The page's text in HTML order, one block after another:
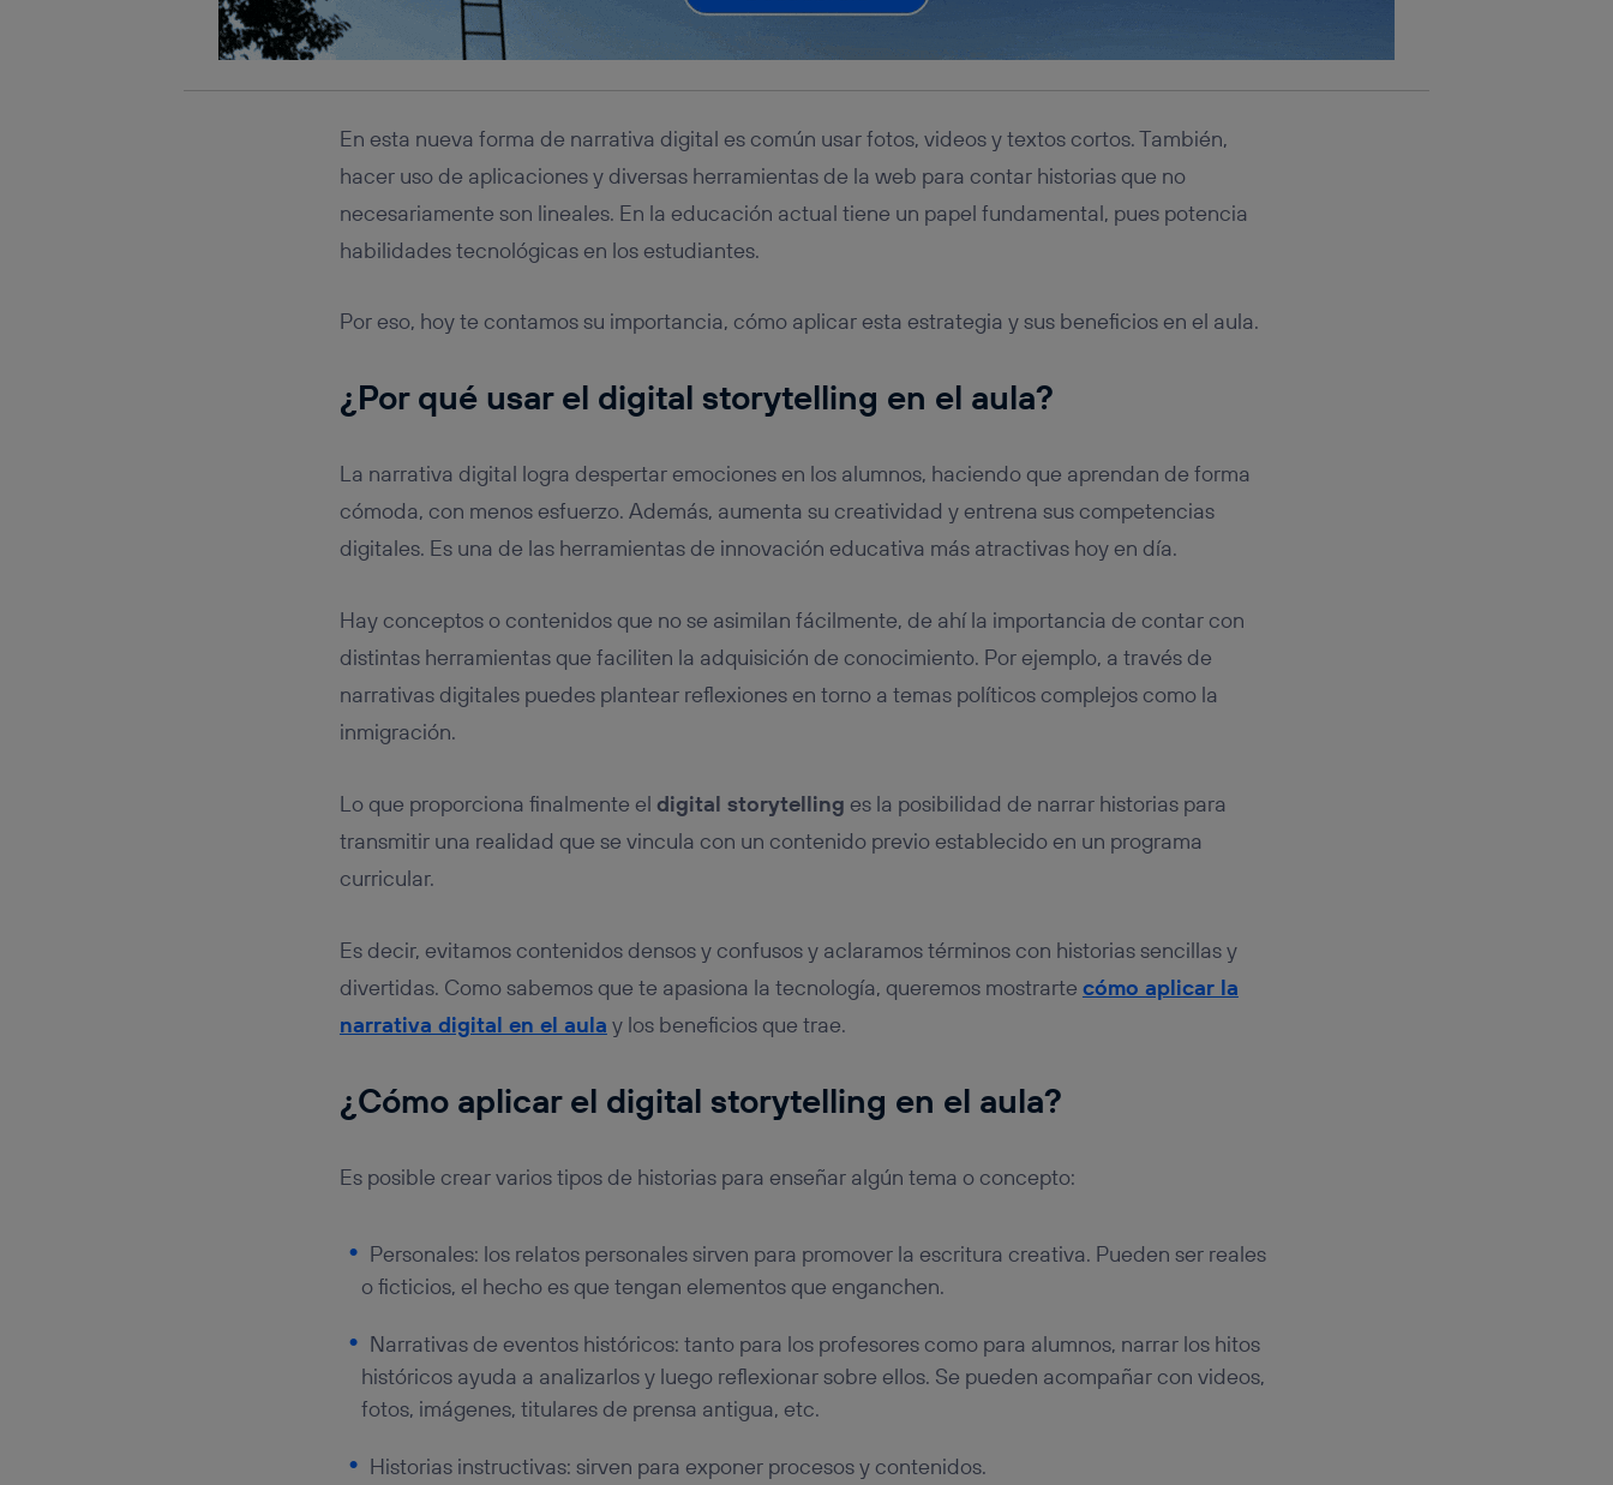
En esta nueva forma de narrativa digital es común usar fotos, videos y textos cortos. También,
hacer uso de aplicaciones y diversas herramientas de la web para contar historias que no
necesariamente son lineales. En la educación actual tiene un papel fundamental, pues potencia
habilidades tecnológicas en los estudiantes.
Por eso, hoy te contamos su importancia, cómo aplicar esta estrategia y sus beneficios en el aula.
¿Por qué usar el digital storytelling en el aula?
La narrativa digital logra despertar emociones en los alumnos, haciendo que aprendan de forma
cómoda, con menos esfuerzo. Además, aumenta su creatividad y entrena sus competencias
digitales. Es una de las herramientas de innovación educativa más atractivas hoy en día.
Hay conceptos o contenidos que no se asimilan fácilmente, de ahí la importancia de contar con
distintas herramientas que faciliten la adquisición de conocimiento. Por ejemplo, a través de
narrativas digitales puedes plantear reflexiones en torno a temas políticos complejos como la
inmigración.
Lo que proporciona finalmente el digital storytelling es la posibilidad de narrar historias para
transmitir una realidad que se vincula con un contenido previo establecido en un programa
curricular.
Es decir, evitamos contenidos densos y confusos y aclaramos términos con historias sencillas y
divertidas. Como sabemos que te apasiona la tecnología, queremos mostrarte cómo aplicar la
narrativa digital en el aula y los beneficios que trae.
¿Cómo aplicar el digital storytelling en el aula?
Es posible crear varios tipos de historias para enseñar algún tema o concepto:
Personales: los relatos personales sirven para promover la escritura creativa. Pueden ser reales
o ficticios, el hecho es que tengan elementos que enganchen.
Narrativas de eventos históricos: tanto para los profesores como para alumnos, narrar los hitos
históricos ayuda a analizarlos y luego reflexionar sobre ellos. Se pueden acompañar con videos,
fotos, imágenes, titulares de prensa antigua, etc.
Historias instructivas: sirven para exponer procesos y contenidos.